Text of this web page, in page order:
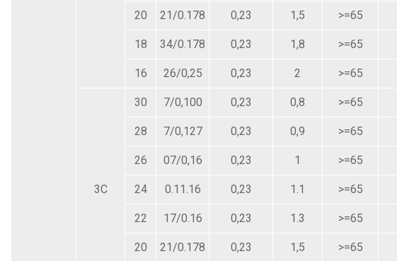
20 21/0.178 0,23 1,5 >=65
18 34/0.178 0,23 1,8 >=65
16 26/0,25 0,23 2 >=65
3C
30 7/0,100 0,23 0,8 >=65
28 7/0,127 0,23 0,9 >=65
26 07/0,16 0,23 1 >=65
24 0.11.16 0,23 1.1 >=65
22 17/0.16 0,23 1.3 >=65
20 21/0.178 0,23 1,5 >=65